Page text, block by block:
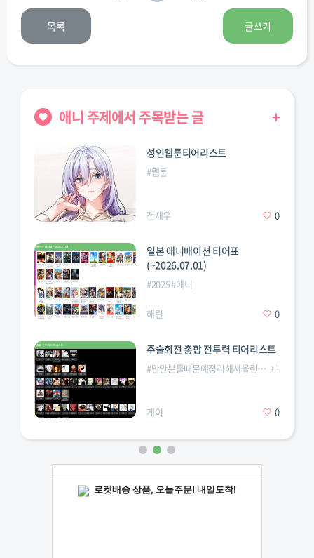
목록 글쓰기
애니 주제에서 주목받는 글 +
성인웹툰티어리스트
#웹툰
전재우 0
일본 애니매이션 티어표
(~2026.07.01)
#2025#애니
해린 0
주술회전 총합 전투력 티어리스트
#만안분들때문에정리해서올린다 #주술회전
+1
게이 0